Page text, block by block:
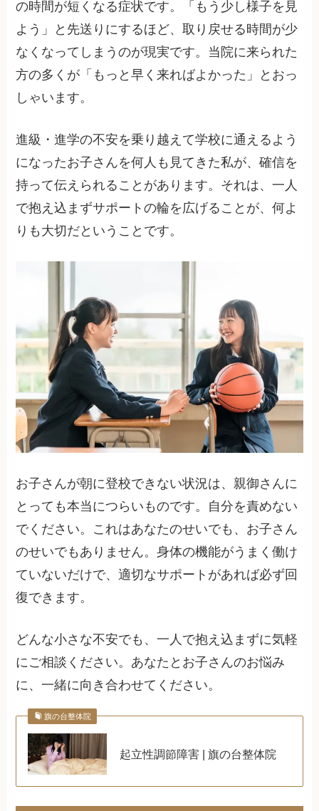
の時間が短くなる症状です。「もう少し様子を見
よう」と先送りにするほど、取り戻せる時間が少
なくなってしまうのが現実です。当院に来られた
方の多くが「もっと早く来ればよかった」とおっ
しゃいます。
進級・進学の不安を乗り越えて学校に通えるよう
になったお子さんを何人も見てきた私が、確信を
持って伝えられることがあります。それは、一人
で抱え込まずサポートの輪を広げることが、何よ
りも大切だということです。
お子さんが朝に登校できない状況は、親御さんに
とっても本当につらいものです。自分を責めない
でください。これはあなたのせいでも、お子さん
のせいでもありません。身体の機能がうまく働け
ていないだけで、適切なサポートがあれば必ず回
復できます。
どんな小さな不安でも、一人で抱え込まずに気軽
にご相談ください。あなたとお子さんのお悩み
に、一緒に向き合わせてください。
旗の台整体院
起立性調節障害 | 旗の台整体院